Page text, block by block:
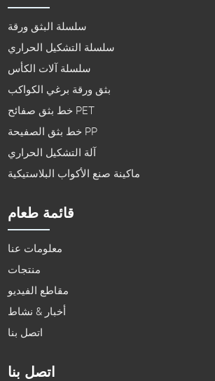
سلسلة البثق ورقة
سلسلة التشكيل الحراري
سلسلة آلات الكأس
بثق ورقة برغي الكواكب
خط بثق صفائح PET
خط بثق الصفيحة PP
آلة التشكيل الحراري
ماكينة صنع الأكواب البلاستيكية
قائمة طعام
معلومات عنا
منتجات
مقاطع الفيديو
أخبار & نشاط
اتصل بنا
اتصل بنا